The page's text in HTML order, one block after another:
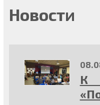
Новости